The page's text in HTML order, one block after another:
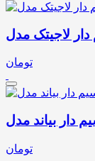
تومان
تومان